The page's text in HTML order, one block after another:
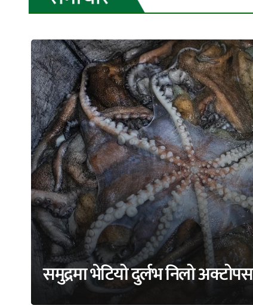
समुद्रमा भेटियो दुर्लभ निलो अक्टोपस